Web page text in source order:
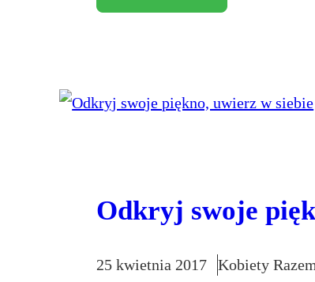
Odkryj swoje
25 kwietnia 2017
Kobiety